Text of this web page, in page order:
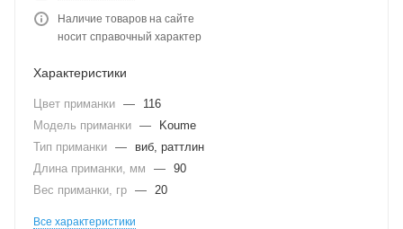
Наличие товаров на сайте
носит справочный характер
Характеристики
Цвет приманки —
116
Модель приманки —
Koume
Тип приманки —
виб, раттлин
Длина приманки, мм
— 90
Вес приманки, гр — 20
Все характеристики